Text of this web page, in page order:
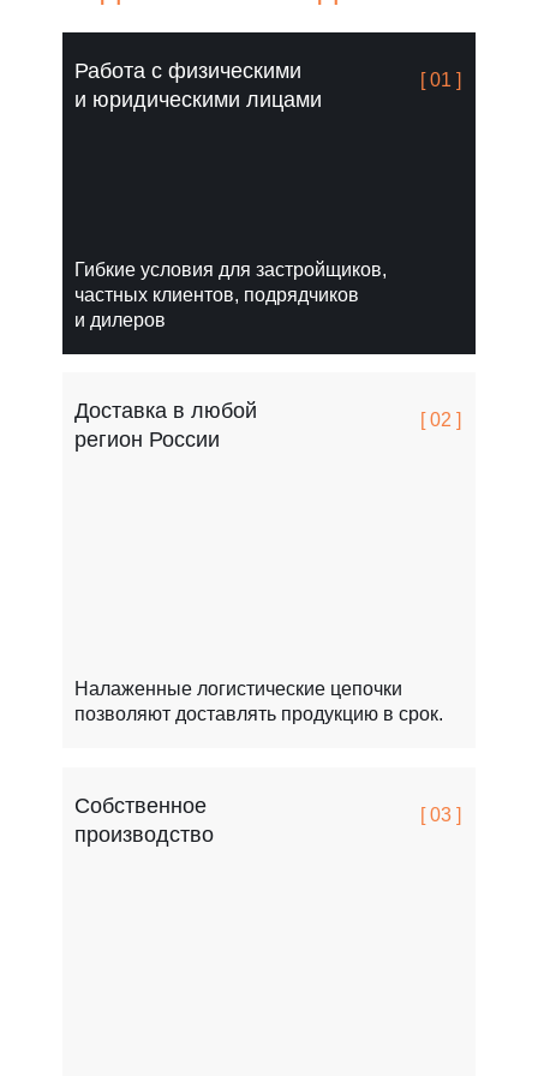
Гибкие условия для застройщиков,
частных клиентов, подрядчиков
и дилеров
Работа с физическими
и юридическими лицами
[ 01 ]
Собственное
производство
[ 03 ]
Налаженные логистические цепочки
позволяют доставлять продукцию в срок.
Доставка в любой
регион России
[ 02 ]